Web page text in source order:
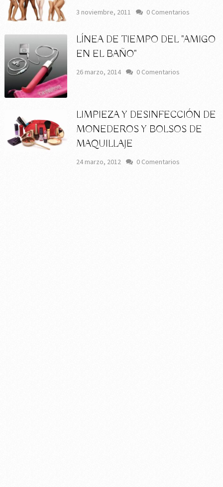
3 noviembre, 2011 0 Comentarios
LÍNEA DE TIEMPO DEL "AMIGO
EN EL BAÑO"
26 marzo, 2014 0 Comentarios
LIMPIEZA Y DESINFECCIÓN DE
MONEDEROS Y BOLSOS DE
MAQUILLAJE
24 marzo, 2012 0 Comentarios